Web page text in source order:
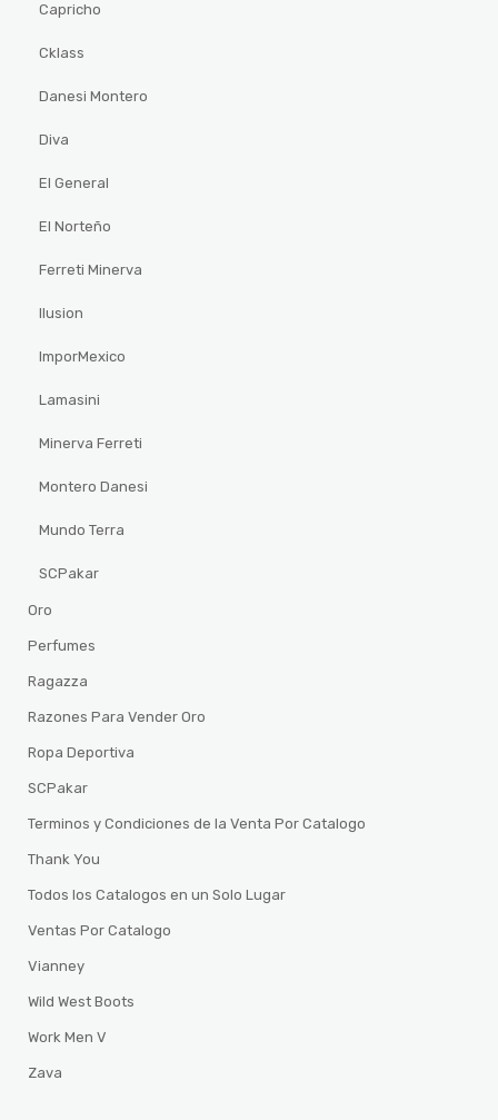
Capricho
Cklass
Danesi Montero
Diva
El General
El Norteño
Ferreti Minerva
Ilusion
ImporMexico
Lamasini
Minerva Ferreti
Montero Danesi
Mundo Terra
SCPakar
Oro
Perfumes
Ragazza
Razones Para Vender Oro
Ropa Deportiva
SCPakar
Terminos y Condiciones de la Venta Por Catalogo
Thank You
Todos los Catalogos en un Solo Lugar
Ventas Por Catalogo
Vianney
Wild West Boots
Work Men V
Zava